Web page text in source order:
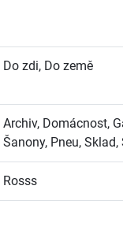
Do zdi, Do země
Archiv, Domácnost,
Šanony, Pneu, Sklad,
Rosss